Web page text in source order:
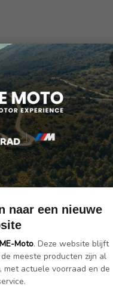
naar een nieuwe
Moto. Deze website blijft
meeste producten zijn al
, met actuele voorraad en de